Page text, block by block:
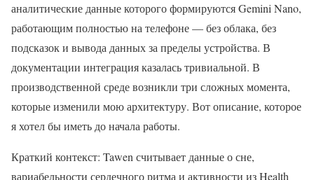
аналитические данные которого формируются Gemini Nano,
работающим полностью на телефоне — без облака, без
подсказок и вывода данных за пределы устройства. В
документации интеграция казалась тривиальной. В
производственной среде возникли три сложных момента,
которые изменили мою архитектуру. Вот описание, которое
я хотел бы иметь до начала работы.
Краткий контекст: Tawen считывает данные о сне,
вариабельности сердечного ритма и активности из Health